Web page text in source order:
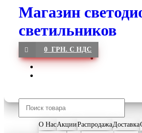
0 ГРН. С НДС
О НасАкцииРаспродажаДоставка